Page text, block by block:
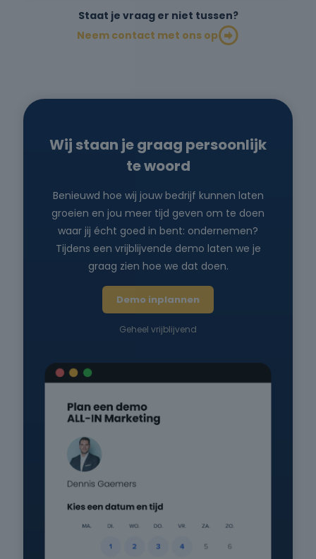
Staat je vraag er niet tussen?
Neem contact met ons op
Wij staan je graag persoonlijk
te woord
Benieuwd hoe wij jouw bedrijf kunnen laten
groeien en jou meer tijd geven om te doen
waar jij écht goed in bent: ondernemen?
Tijdens een vrijblijvende demo laten we je
graag zien hoe we dat doen.
Demo inplannen
Geheel vrijblijvend